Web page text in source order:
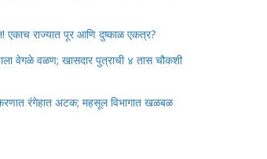
एकाच राज्यात पूर आणि दुष्काळ एकत्र?
वेगळे वळण; खासदार पुत्राची ४ तास चौकशी
रंगेहात अटक; महसूल विभागात खळबळ